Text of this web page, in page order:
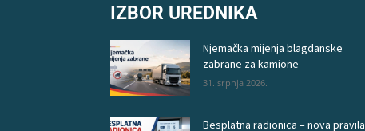
IZBOR UREDNIKA
Njemačka mijenja blagdanske
zabrane za kamione
31. srpnja 2026.
Besplatna radionica – nova pravila